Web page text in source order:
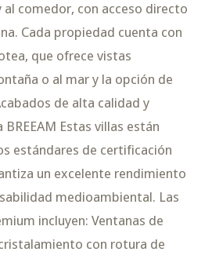
al comedor, con acceso directo
Cada propiedad cuenta con
que ofrece vistas
o al mar y la opción de
de alta calidad y
Estas villas están
estándares de certificación
un excelente rendimiento
medioambiental. Las
incluyen: Ventanas de
con rotura de